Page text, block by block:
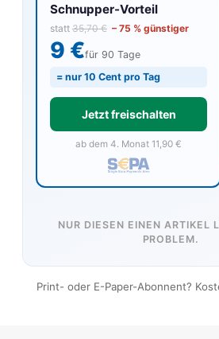
Schnupper-Vorteil
statt 35,70 € – 75 % günstiger
9 €für 90 Tage
= nur 10 Cent pro Tag
Jetzt freischalten
ab dem 4. Monat 11,90 €
NUR DIESEN EINEN ARTIKEL
PROBLEM.
Print- oder E-Paper-Abonnent?